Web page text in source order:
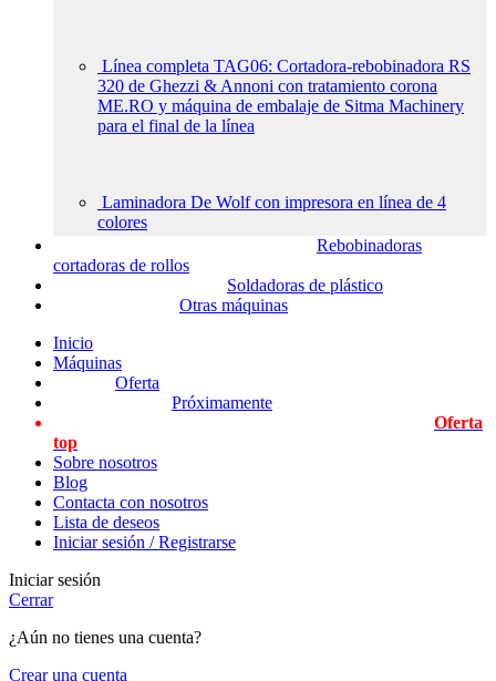
Línea completa TAG06: Cortadora-rebobinadora RS
320 de Ghezzi & Annoni con tratamiento corona
ME.RO y máquina de embalaje de Sitma Machinery
para el final de la línea
Laminadora De Wolf con impresora en línea de 4
colores
Rebobinadoras
cortadoras de rollos
Soldadoras de plástico
Otras máquinas
Inicio
Máquinas
Oferta
Próximamente
Oferta
top
Sobre nosotros
Blog
Contacta con nosotros
Lista de deseos
Iniciar sesión / Registrarse
Iniciar sesión
Cerrar
¿Aún no tienes una cuenta?
Crear una cuenta